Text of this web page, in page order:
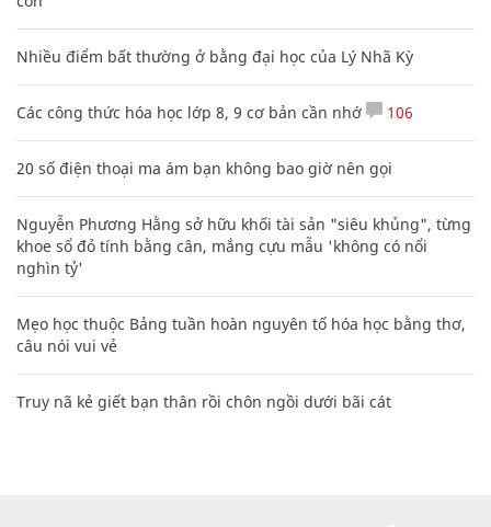
Nhiều điểm bất thường ở bằng đại học của Lý Nhã Kỳ
Các công thức hóa học lớp 8, 9 cơ bản cần nhớ 106
20 số điện thoại ma ám bạn không bao giờ nên gọi
Nguyễn Phương Hằng sở hữu khối tài sản "siêu khủng", từng
khoe sổ đỏ tính bằng cân, mắng cựu mẫu 'không có nổi
nghìn tỷ'
Mẹo học thuộc Bảng tuần hoàn nguyên tố hóa học bằng thơ,
câu nói vui vẻ
Truy nã kẻ giết bạn thân rồi chôn ngồi dưới bãi cát